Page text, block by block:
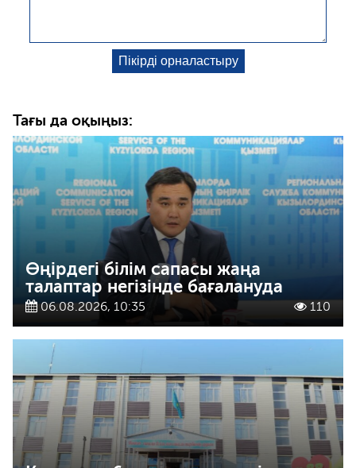
Тағы да оқыңыз:
Өңірдегі білім сапасы жаңа
талаптар негізінде бағалануда
06.08.2026, 10:35 110